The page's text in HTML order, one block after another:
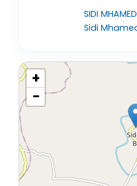
SIDI
Sidi
+
−